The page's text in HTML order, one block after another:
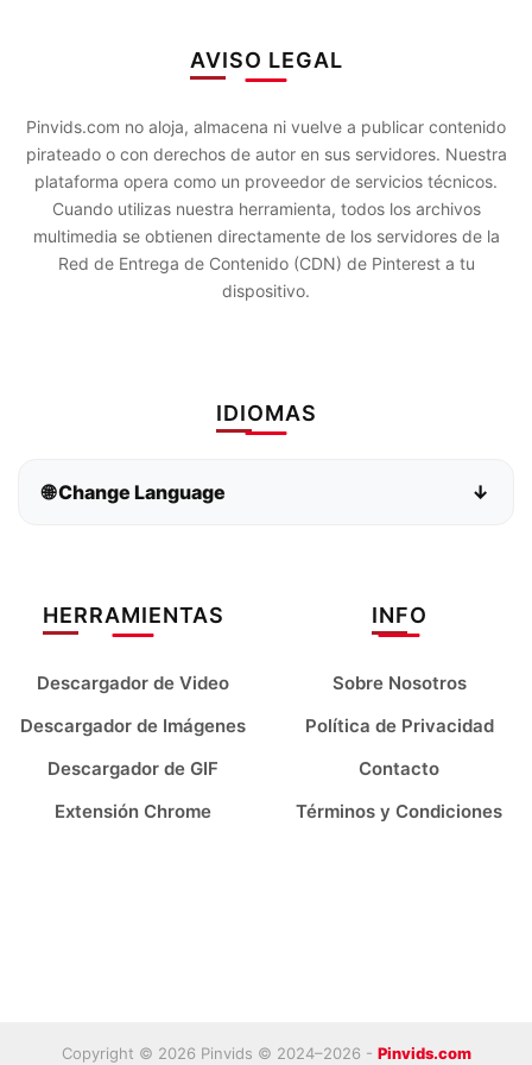
AVISO LEGAL
Pinvids.com no aloja, almacena ni vuelve a publicar contenido
pirateado o con derechos de autor en sus servidores. Nuestra
plataforma opera como un proveedor de servicios técnicos.
Cuando utilizas nuestra herramienta, todos los archivos
multimedia se obtienen directamente de los servidores de la
Red de Entrega de Contenido (CDN) de Pinterest a tu
dispositivo.
IDIOMAS
🌐 Change Language ↓
Deutsch English
italiano Kiswahili
magyar Nederlands
HERRAMIENTAS
Descargador de Video
Descargador de Imágenes
Descargador de GIF
Extensión Chrome
INFO
Sobre Nosotros
Política de Privacidad
Contacto
Términos y Condiciones
Copyright © 2026 Pinvids © 2024–2026 - Pinvids.com